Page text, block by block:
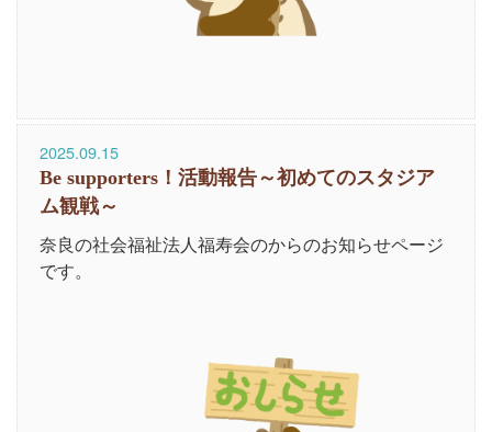
2025.09.15
Be supporters！活動報告～初めてのスタジア
ム観戦～
奈良の社会福祉法人福寿会のからのお知らせページ
です。